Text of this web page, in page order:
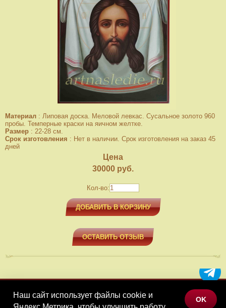
Материал : Липовая доска. Меловой левкас. Сусальное золото 960
пробы. Темперные краски на яичном желтке.
Размер : 22-28 см.
Срок изготовления : Нет в наличии. Срок изготовления на заказ 45
дней
Цена
30000 руб.
Кол-во:
ДОБАВИТЬ В КОРЗИНУ
ОСТАВИТЬ ОТЗЫВ
МЕНЮ
Наш сайт использует файлы cookie и
OK